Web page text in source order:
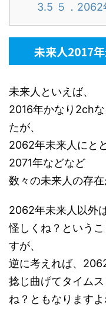
3.5 ５．2062
未来人2017
未来人といえば、
2016年かなり2ch
たが、
2062年未来人にと
2071年などなど
数々の未来人の存在
2062年未来人以外は
怪しくね？という
すが、
逆に考えれば、
捻じ曲げてタイム
ね？ともなりますよ